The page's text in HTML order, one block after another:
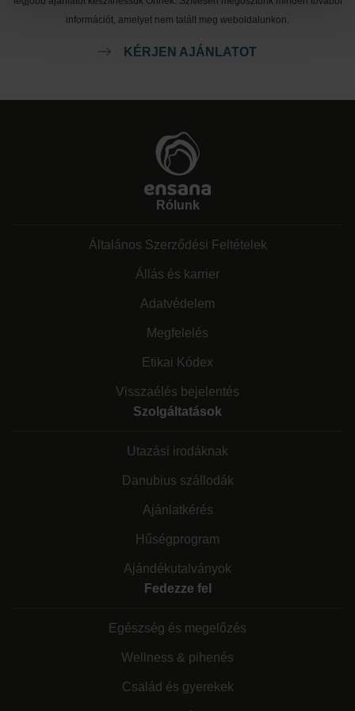
információt, amelyet nem talált meg weboldalunkon.
KÉRJEN AJÁNLATOT
Rólunk
Általános Szerződési Feltételek
Állás és karrier
Adatvédelem
Megfelelés
Etikai Kódex
Visszaélés bejelentés
Szolgáltatások
Utazási irodáknak
Danubius szállodák
Ajánlatkérés
Hűségprogram
Ajándékutalványok
Fedezze fel
Egészség és megelőzés
Wellness & pihenés
Család és gyerekek